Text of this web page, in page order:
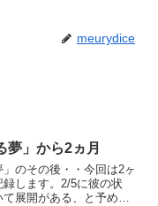
meurydice
夢」から2ヵ月
」のその後・・今回は2ヶ
録します。2/5に彼の状
展開がある、と予め連